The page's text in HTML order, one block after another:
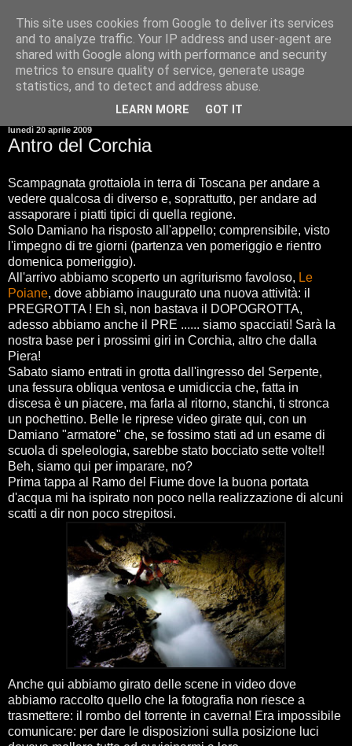
lunedì 20 aprile 2009
Antro del Corchia
Scampagnata grottaiola in terra di Toscana per andare a
vedere qualcosa di diverso e, soprattutto, per andare ad
assaporare i piatti tipici di quella regione.
Solo Damiano ha risposto all'appello; comprensibile, visto
l'impegno di tre giorni (partenza ven pomeriggio e rientro
domenica pomeriggio).
All'arrivo abbiamo scoperto un agriturismo favoloso, Le
Poiane, dove abbiamo inaugurato una nuova attività: il
PREGROTTA ! Eh sì, non bastava il DOPOGROTTA,
adesso abbiamo anche il PRE ...... siamo spacciati! Sarà la
nostra base per i prossimi giri in Corchia, altro che dalla
Piera!
Sabato siamo entrati in grotta dall'ingresso del Serpente,
una fessura obliqua ventosa e umidiccia che, fatta in
discesa è un piacere, ma farla al ritorno, stanchi, ti stronca
un pochettino. Belle le riprese video girate qui, con un
Damiano "armatore" che, se fossimo stati ad un esame di
scuola di speleologia, sarebbe stato bocciato sette volte!!
Beh, siamo qui per imparare, no?
Prima tappa al Ramo del Fiume dove la buona portata
d'acqua mi ha ispirato non poco nella realizzazione di alcuni
scatti a dir non poco strepitosi.
Anche qui abbiamo girato delle scene in video dove
abbiamo raccolto quello che la fotografia non riesce a
trasmettere: il rombo del torrente in caverna! Era impossibile
comunicare: per dare le disposizioni sulla posizione luci
This site uses cookies from Google to deliver its services
and to analyze traffic. Your IP address and user-agent are
shared with Google along with performance and security
metrics to ensure quality of service, generate usage
statistics, and to detect and address abuse.
LEARN MORE GOT IT